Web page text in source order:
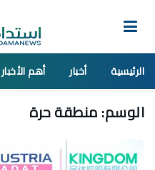
الرئيسية أخبار أهم الأخبار
الوسم:منطقة حرة